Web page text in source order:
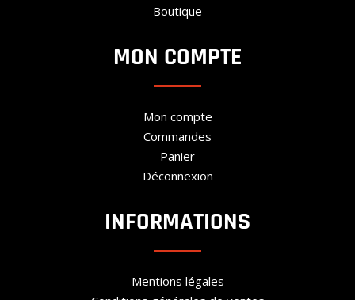
Boutique
MON COMPTE
Mon compte
Commandes
Panier
Déconnexion
INFORMATIONS
Mentions légales